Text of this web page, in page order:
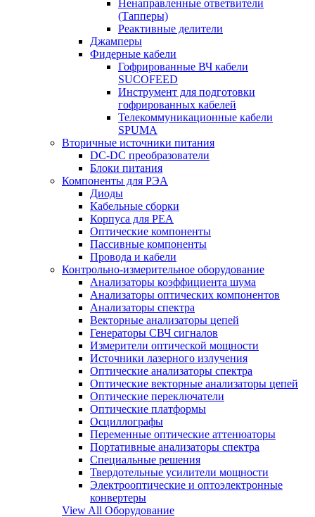
Ненаправленные ответвители
(Тапперы)
Реактивные делители
Джамперы
Фидерные кабели
Гофрированные ВЧ кабели
SUCOFEED
Инструмент для подготовки
гофрированных кабелей
Телекоммуникационные кабели
SPUMA
Вторичные источники питания
DC-DC преобразователи
Блоки питания
Компоненты для РЭА
Диоды
Кабельные сборки
Корпуса для РЕА
Оптические компоненты
Пассивные компоненты
Провода и кабели
Контрольно-измерительное оборудование
Анализаторы коэффициента шума
Анализаторы оптических компонентов
Анализаторы спектра
Векторные анализаторы цепей
Генераторы СВЧ сигналов
Измерители оптической мощности
Источники лазерного излучения
Оптические анализаторы спектра
Оптические векторные анализаторы цепей
Оптические переключатели
Оптические платформы
Осциллографы
Переменные оптические аттенюаторы
Портативные анализаторы спектра
Специальные решения
Твердотельные усилители мощности
Электрооптические и оптоэлектронные
конвертеры
View All Оборудование